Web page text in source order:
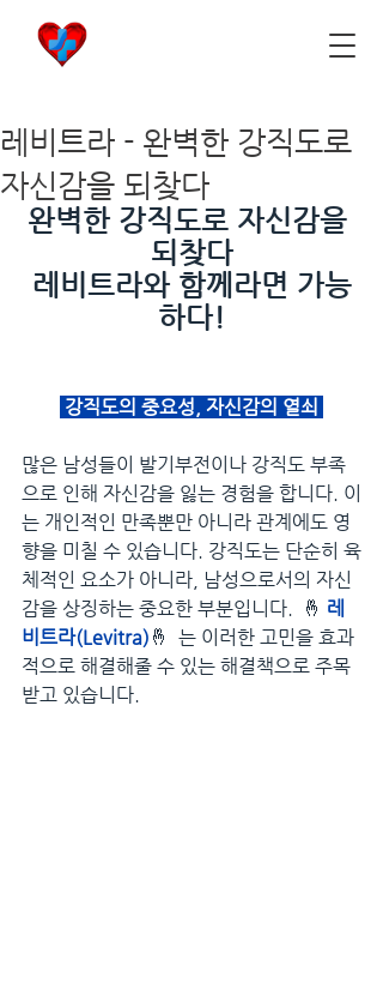
레비트라 - 완벽한 강직도로
자신감을 되찾다
완벽한 강직도로 자신감을
되찾다
레비트라와 함께라면 가능
하다!
강직도의 중요성, 자신감의 열쇠
많은 남성들이 발기부전이나 강직도 부족
으로 인해 자신감을 잃는 경험을 합니다. 이
는 개인적인 만족뿐만 아니라 관계에도 영
향을 미칠 수 있습니다. 강직도는 단순히 육
체적인 요소가 아니라, 남성으로서의 자신
감을 상징하는 중요한 부분입니다.
🤞 레
비트라(Levitra) 🤞
  는 이러한 고민을 효과
적으로 해결해줄 수 있는 해결책으로 주목
받고 있습니다.